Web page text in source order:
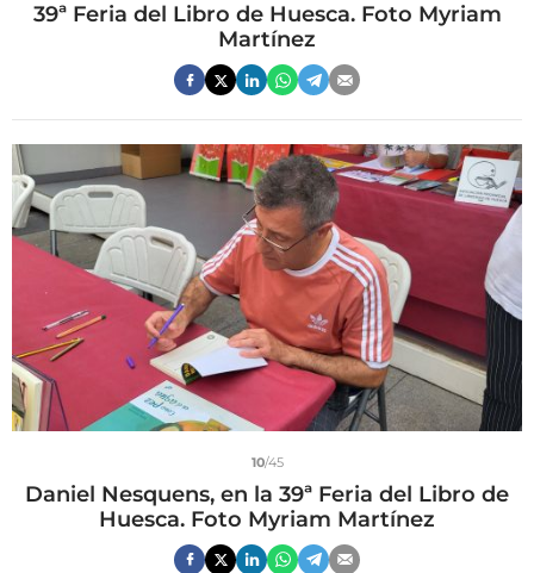
39ª Feria del Libro de Huesca. Foto Myriam
Martínez
10/45
Daniel Nesquens, en la 39ª Feria del Libro de
Huesca. Foto Myriam Martínez